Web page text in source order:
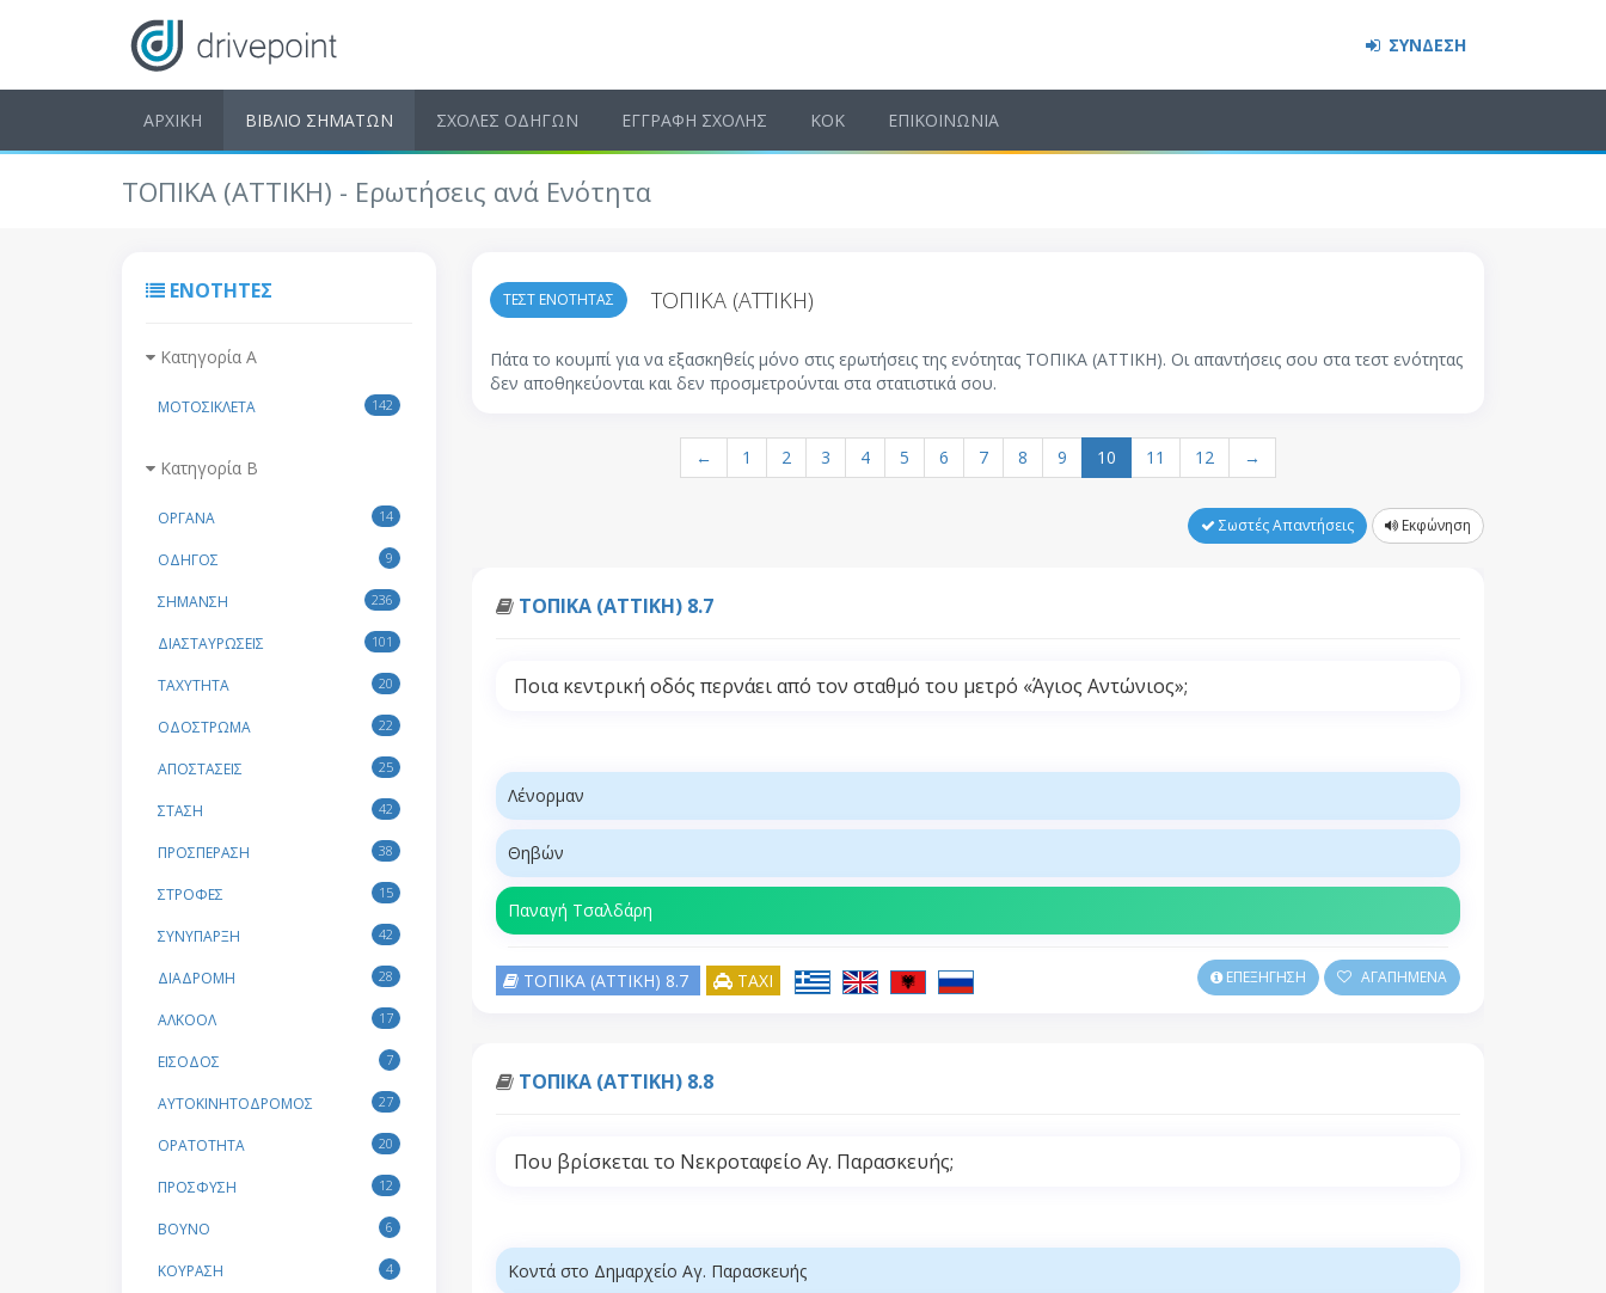
ΣΥΝΔΕΣΗ
ΑΡΧΙΚΗ ΒΙΒΛΙΟ ΣΗΜΑΤΩΝ ΣΧΟΛΕΣ ΟΔΗΓΩΝ ΕΓΓΡΑΦΗ ΣΧΟΛΗΣ ΚΟΚ ΕΠΙΚΟΙΝΩΝΙΑ
ΤΟΠΙΚΑ (ATTIKH) - Ερωτήσεις ανά Ενότητα
ΕΝΌΤΗΤΕΣ
Κατηγορία Α
142
ΜΟΤΟΣΙΚΛΕΤΑ
Κατηγορία Β
14
ΟΡΓΑΝΑ
9
ΟΔΗΓΟΣ
236
ΣΗΜΑΝΣΗ
101
ΔΙΑΣΤΑΥΡΩΣΕΙΣ
20
ΤΑΧΥΤΗΤΑ
22
ΟΔΟΣΤΡΩΜΑ
25
ΑΠΟΣΤΑΣΕΙΣ
42
ΣΤΑΣΗ
38
ΠΡΟΣΠΕΡΑΣΗ
15
ΣΤΡΟΦΕΣ
42
ΣΥΝΥΠΑΡΞΗ
28
ΔΙΑΔΡΟΜΗ
17
ΑΛΚΟΟΛ
7
ΕΙΣΟΔΟΣ
27
ΑΥΤΟΚΙΝΗΤΟΔΡΟΜΟΣ
20
ΟΡΑΤΟΤΗΤΑ
12
ΠΡΟΣΦΥΣΗ
6
ΒΟΥΝΟ
4
ΚΟΥΡΑΣΗ
ΤΕΣΤ ΕΝΟΤΗΤΑΣ ΤΟΠΙΚΑ (ATTIKH)
Πάτα το κουμπί για να εξασκηθείς μόνο στις ερωτήσεις της ενότητας ΤΟΠΙΚΑ (ATTIKH). Οι απαντήσεις σου στα τεστ ενότητας
δεν αποθηκεύονται και δεν προσμετρούνται στα στατιστικά σου.
← 1 2 3 4 5 6 7 8 9 10 11 12 →
Σωστές Απαντήσεις Εκφώνηση
ΤΟΠΙΚΑ (ATTIKH) 8.7
Ποια κεντρική οδός περνάει από τον σταθμό του μετρό «Άγιος Αντώνιος»;
Λένορμαν
Θηβών
Παναγή Τσαλδάρη
ΤΟΠΙΚΑ (ATTIKH) 8.7 TAXI ΕΠΕΞΗΓΗΣΗ ΑΓΑΠΗΜΕΝΑ
ΤΟΠΙΚΑ (ATTIKH) 8.8
Που βρίσκεται το Νεκροταφείο Αγ. Παρασκευής;
Κοντά στο Δημαρχείο Αγ. Παρασκευής